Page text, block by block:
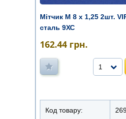
Мітчик М 8 х 1,25 2шт.
сталь 9ХС
162.44 грн.
1
Код товару: